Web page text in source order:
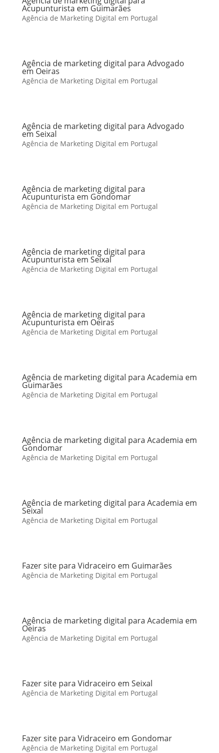
Acupunturista em Guimarães
Agência de Marketing Digital em Portugal
Agência de marketing digital para Advogado
em Oeiras
Agência de Marketing Digital em Portugal
Agência de marketing digital para Advogado
em Seixal
Agência de Marketing Digital em Portugal
Agência de marketing digital para
Acupunturista em Gondomar
Agência de Marketing Digital em Portugal
Agência de marketing digital para
Acupunturista em Seixal
Agência de Marketing Digital em Portugal
Agência de marketing digital para
Acupunturista em Oeiras
Agência de Marketing Digital em Portugal
Agência de marketing digital para Academia em
Guimarães
Agência de Marketing Digital em Portugal
Agência de marketing digital para Academia em
Gondomar
Agência de Marketing Digital em Portugal
Agência de marketing digital para Academia em
Seixal
Agência de Marketing Digital em Portugal
Fazer site para Vidraceiro em Guimarães
Agência de Marketing Digital em Portugal
Agência de marketing digital para Academia em
Oeiras
Agência de Marketing Digital em Portugal
Fazer site para Vidraceiro em Seixal
Agência de Marketing Digital em Portugal
Fazer site para Vidraceiro em Gondomar
Agência de Marketing Digital em Portugal